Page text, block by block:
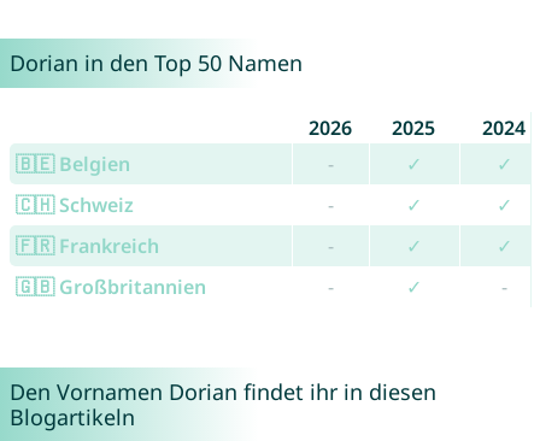
Dorian in den Top 50 Namen
2026 2025
2024
🇧🇪 Belgien
- ✓
✓
🇨🇭 Schweiz
- ✓
✓
🇫🇷 Frankreich
- ✓
✓
🇬🇧 Großbritannien
- ✓ -
Den Vornamen Dorian findet ihr in diesen
Blogartikeln